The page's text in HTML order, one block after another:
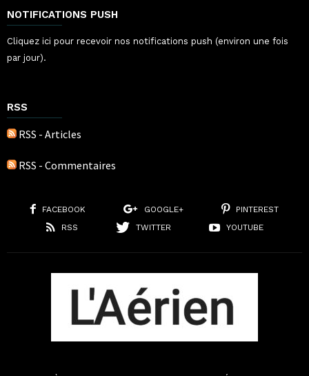
NOTIFICATIONS PUSH
Cliquez ici pour recevoir nos notifications push (environ une fois
par jour).
RSS
RSS - Articles
RSS - Commentaires
FACEBOOK GOOGLE+
PINTEREST
RSS
TWITTER YOUTUBE